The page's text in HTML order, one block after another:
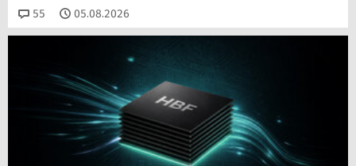
55 Kommentare
05.08.2026